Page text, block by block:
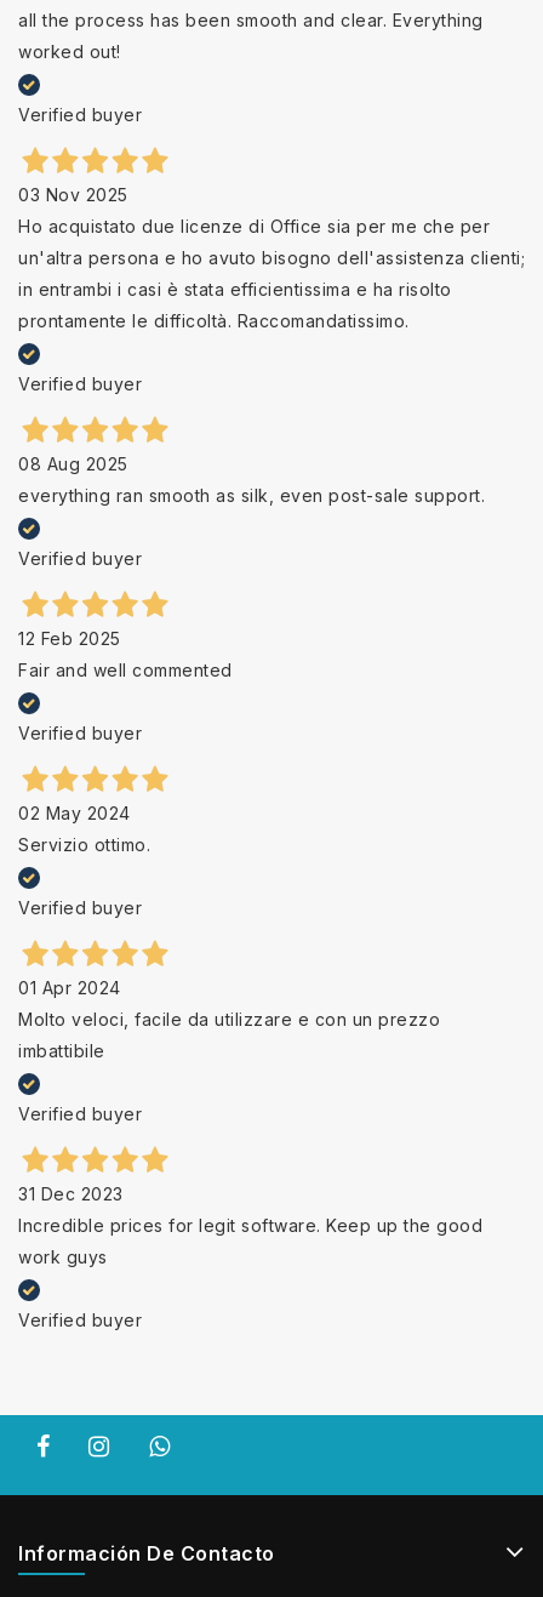
all the process has been smooth and clear. Everything
worked out!
Verified buyer
03 Nov 2025
Ho acquistato due licenze di Office sia per me che per
un'altra persona e ho avuto bisogno dell'assistenza clienti;
in entrambi i casi è stata efficientissima e ha risolto
prontamente le difficoltà. Raccomandatissimo.
Verified buyer
08 Aug 2025
everything ran smooth as silk, even post-sale support.
Verified buyer
12 Feb 2025
Fair and well commented
Verified buyer
02 May 2024
Servizio ottimo.
Verified buyer
01 Apr 2024
Molto veloci, facile da utilizzare e con un prezzo
imbattibile
Verified buyer
31 Dec 2023
Incredible prices for legit software. Keep up the good
work guys
Verified buyer
Información De Contacto